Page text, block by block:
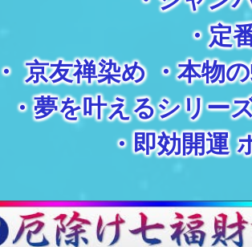
・定
・京友禅染め・本物
・夢を叶えるシリー
・即効開運